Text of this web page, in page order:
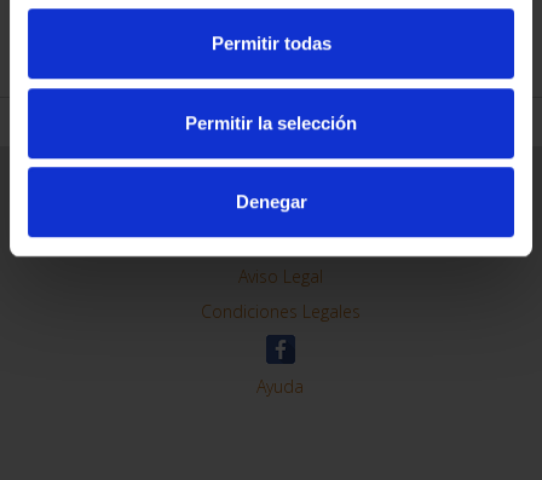
Permitir todas
Permitir la selección
Denegar
REFINAR
Contacto
Preguntas Frequentes (FAQs)
Aviso Legal
Condiciones Legales
Ayuda